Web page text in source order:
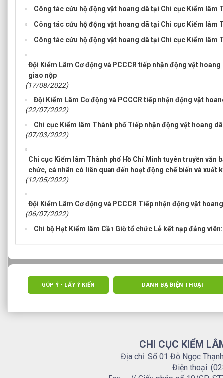
Công tác cứu hộ động vật hoang dã tại Chi cục Kiểm lâm
Công tác cứu hộ động vật hoang dã tại Chi cục Kiểm lâm
Công tác cứu hộ động vật hoang dã tại Chi cục Kiểm lâm
Đội Kiểm Lâm Cơ động và PCCCR tiếp nhận động vật
giao nộp
(17/08/2022)
Đội Kiểm Lâm Cơ động và PCCCR tiếp nhận động vật
(22/07/2022)
Chi cục Kiểm lâm Thành phố Tiếp nhận động vật hoang
(07/03/2022)
Chi cục Kiểm lâm Thành phố Hồ Chí Minh tuyên truyền văn
chức, cá nhân có liên quan đến hoạt động chế biến và xuất
(12/05/2022)
Đội Kiểm Lâm Cơ động và PCCCR Tiếp nhận động vật
(06/07/2022)
Chi bộ Hạt Kiểm lâm Cần Giờ tổ chức Lễ kết nạp đảng viên:
GÓP Ý - LẤY Ý KIẾN DANH BẠ ĐIỆN THOẠI
CHI CỤC KIỂM
Địa chỉ: Số 01 Đỗ Ngọc
Điện thoại: